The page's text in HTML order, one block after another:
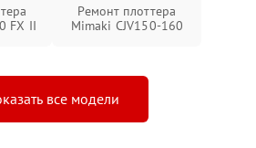
FX II
Ремонт плоттера
Mimaki СJV150-160
все модели